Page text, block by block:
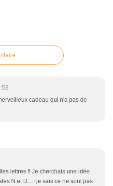
cadeau qui n'a pas de
lettres !! Je cherchais une idée
N et D....! je sais ce ne sont pas